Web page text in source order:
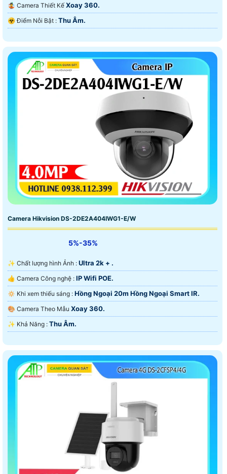
🤹 Camera Thiết Kế Xoay 360.
️☣️ Điểm Nỗi Bật : Thu Âm.
Camera Hikvision DS-2DE2A404IWG1-E/W
5%-35%
✨ Chất lượng hình Ảnh : Ultra 2k + .
👍 Camera Công nghệ : IP Wifi POE.
🔅 Khi xem thiếu sáng : Hồng Ngoại 20m Hồng Ngoại Smart IR.
🎨 Camera Theo Mẫu Xoay 360.
️✨ Khả Năng : Thu Âm.